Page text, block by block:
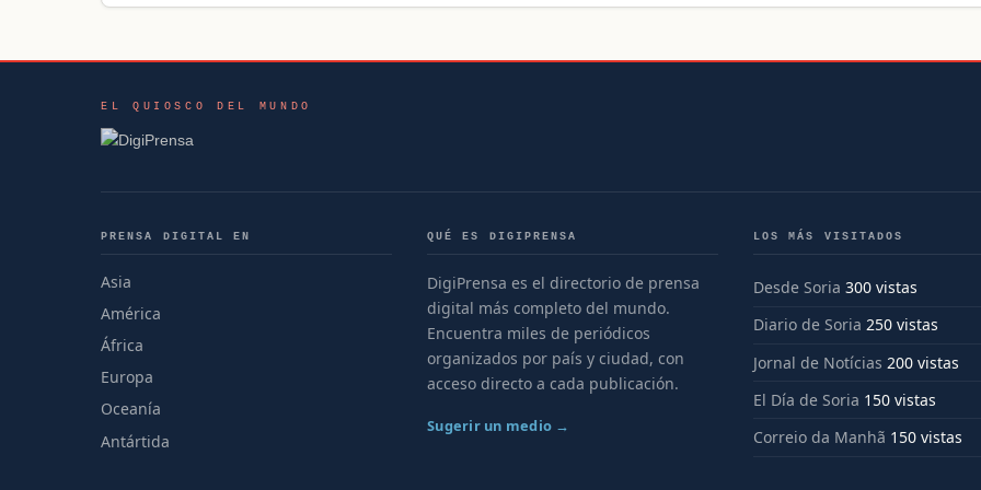
EL QUIOSCO DEL MUNDO
PRENSA DIGITAL EN
Asia
América
África
Europa
Oceanía
Antártida
QUÉ ES DIGIPRENSA
DigiPrensa es el directorio de prensa
digital más completo del mundo.
Encuentra miles de periódicos
organizados por país y ciudad, con
acceso directo a cada publicación.
Sugerir un medio →
LOS MÁS VISITADOS
Desde Soria 300 vistas
Diario de Soria 250 vistas
Jornal de Notícias 200 vistas
El Día de Soria 150 vistas
Correio da Manhã 150 vistas